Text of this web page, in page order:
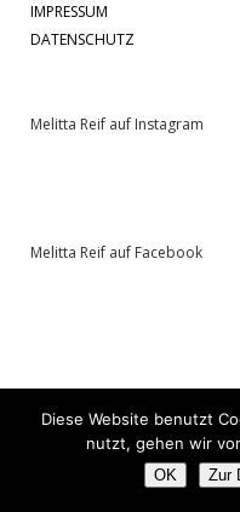
IMPRESSUM
DATENSCHUTZ
Melitta Reif auf Instagram
Melitta Reif auf Facebook
Diese Website benutzt
nutzt, gehen wir
OK Zur